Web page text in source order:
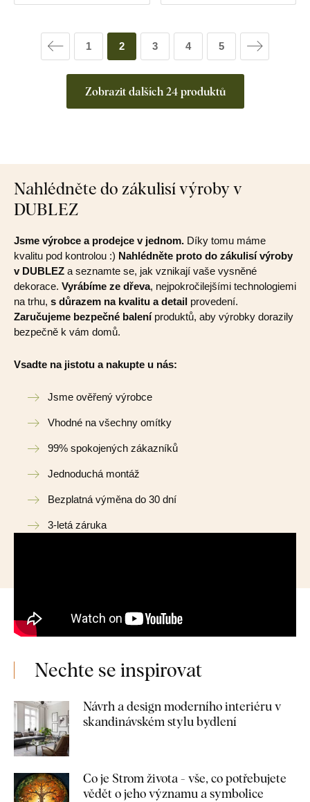
Zobrazit dalších 24 produktů
1 2 3 4 5
Nahlédněte do zákulisí výroby v
DUBLEZ
Jsme výrobce a prodejce v jednom. Díky tomu máme
kvalitu pod kontrolou :) Nahlédněte proto do zákulisí výroby
v DUBLEZ a seznamte se, jak vznikají vaše vysněné
dekorace. Vyrábíme ze dřeva, nejpokročilejšími technologiemi
na trhu, s důrazem na kvalitu a detail provedení.
Zaručujeme bezpečné baleníproduktů, aby výrobky dorazily
bezpečně k vám domů.
Vsadte na jistotu a nakupte u nás:
Jsme ověřený výrobce
Vhodné na všechny omítky
99% spokojených zákazníků
Jednoduchá montáž
Bezplatná výměna do 30 dní
3-letá záruka
Nechte se inspirovat
Návrh a design moderního interiéru v
skandinávském stylu bydlení
Co je Strom života - vše, co potřebujete
vědět o jeho významu a symbolice